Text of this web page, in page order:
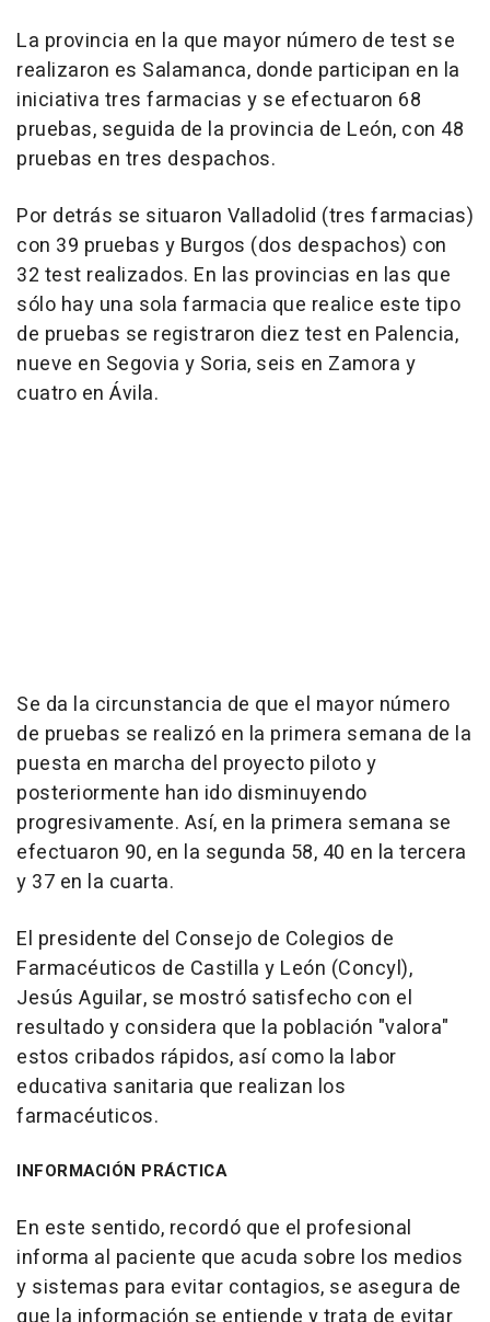
La provincia en la que mayor número de test se
realizaron es Salamanca, donde participan en la
iniciativa tres farmacias y se efectuaron 68
pruebas, seguida de la provincia de León, con 48
pruebas en tres despachos.
Por detrás se situaron Valladolid (tres farmacias)
con 39 pruebas y Burgos (dos despachos) con
32 test realizados. En las provincias en las que
sólo hay una sola farmacia que realice este tipo
de pruebas se registraron diez test en Palencia,
nueve en Segovia y Soria, seis en Zamora y
cuatro en Ávila.
Se da la circunstancia de que el mayor número
de pruebas se realizó en la primera semana de la
puesta en marcha del proyecto piloto y
posteriormente han ido disminuyendo
progresivamente. Así, en la primera semana se
efectuaron 90, en la segunda 58, 40 en la tercera
y 37 en la cuarta.
El presidente del Consejo de Colegios de
Farmacéuticos de Castilla y León (Concyl),
Jesús Aguilar, se mostró satisfecho con el
resultado y considera que la población "valora"
estos cribados rápidos, así como la labor
educativa sanitaria que realizan los
farmacéuticos.
INFORMACIÓN PRÁCTICA
En este sentido, recordó que el profesional
informa al paciente que acuda sobre los medios
y sistemas para evitar contagios, se asegura de